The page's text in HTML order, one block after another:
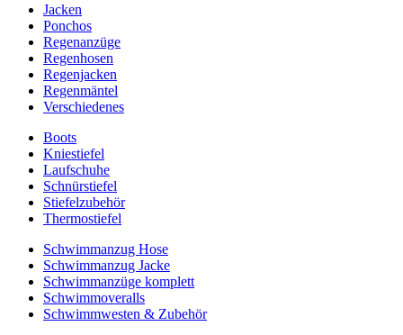
Jacken
Ponchos
Regenanzüge
Regenhosen
Regenjacken
Regenmäntel
Verschiedenes
Boots
Kniestiefel
Laufschuhe
Schnürstiefel
Stiefelzubehör
Thermostiefel
Schwimmanzug Hose
Schwimmanzug Jacke
Schwimmanzüge komplett
Schwimmoveralls
Schwimmwesten & Zubehör